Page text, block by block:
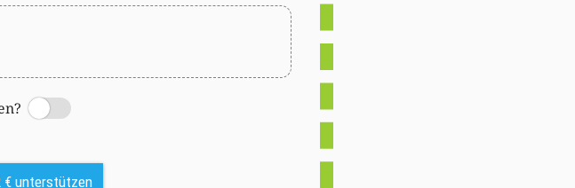
€ unterstützen